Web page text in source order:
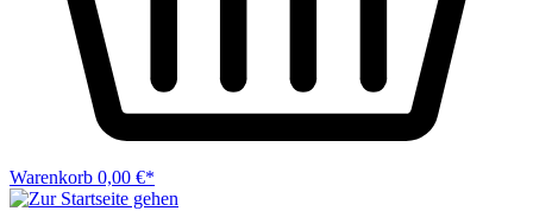
Warenkorb 0,00 €*